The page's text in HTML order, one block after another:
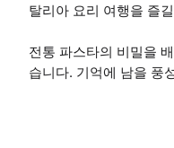
탈리아 요리 여행을 즐
전통 파스타의 비밀을
습니다. 기억에 남을 풍